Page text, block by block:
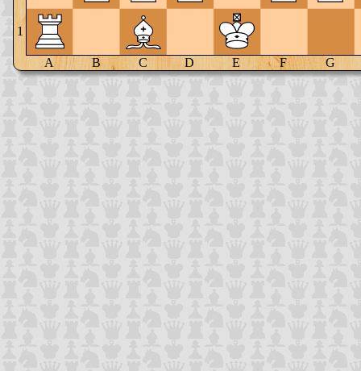
1
A B C D E F G